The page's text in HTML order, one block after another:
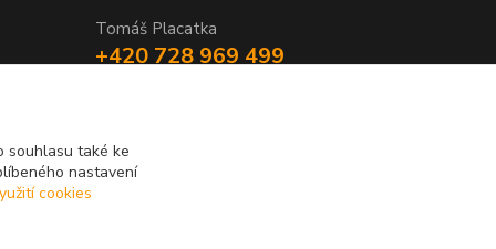
Tomáš Placatka
+420 728 969 499
souhlasu také ke
nastavení
cookies